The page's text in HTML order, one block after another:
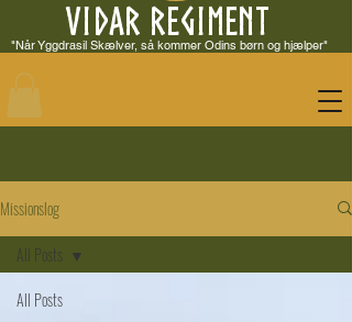
VIDAR REGIMENT
"Når Yggdrasil Skælver, så kommer Odins børn og hjælper"
Missionslog
All Posts
All Posts